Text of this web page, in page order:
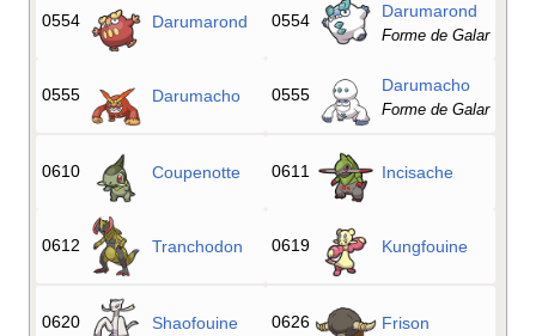
0554 Darumarond 0554 Darumarond
Forme de Galar
0555 Darumacho 0555 Darumacho
Forme de Galar
0610 Coupenotte 0611 Incisache
0612 Tranchodon 0619 Kungfouine
0620 Shaofouine 0626 Frison